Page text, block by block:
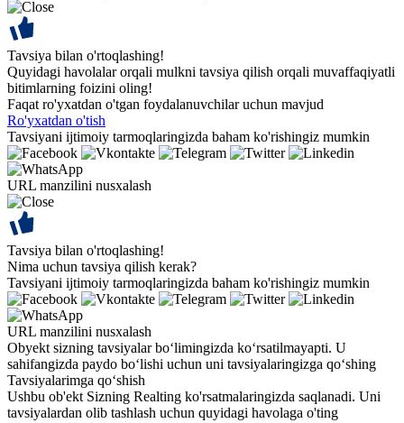
Tavsiya bilan o'rtoqlashing!
Quyidagi havolalar orqali mulkni tavsiya qilish orqali muvaffaqiyatli
bitimlarning foizini oling!
Faqat ro'yxatdan o'tgan foydalanuvchilar uchun mavjud
Ro'yxatdan o'tish
Tavsiyani ijtimoiy tarmoqlaringizda baham ko'rishingiz mumkin
URL manzilini nusxalash
Tavsiya bilan o'rtoqlashing!
Nima uchun tavsiya qilish kerak?
Tavsiyani ijtimoiy tarmoqlaringizda baham ko'rishingiz mumkin
URL manzilini nusxalash
Obyekt sizning tavsiyalar bo‘limingizda ko‘rsatilmayapti. U
sahifangizda paydo bo‘lishi uchun uni tavsiyalaringizga qo‘shing
Tavsiyalarimga qo‘shish
Ushbu ob'ekt Sizning Realting ko'rsatmalaringizda saqlanadi. Uni
tavsiyalardan olib tashlash uchun quyidagi havolaga o'ting